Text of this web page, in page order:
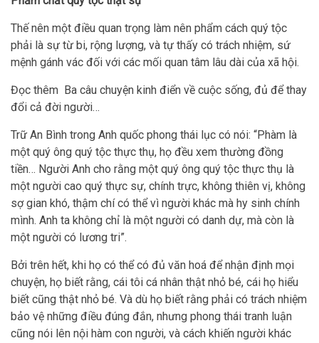
Thế nên một điều quan trọng làm nên phẩm cách quý tộc
phải là sự từ bi, rộng lượng, và tự thấy có trách nhiệm, sứ
mệnh gánh vác đối với các mối quan tâm lâu dài của xã hội.
Đọc thêm Ba câu chuyện kinh điển về cuộc sống, đủ để thay
đổi cả đời người…
Trữ An Bình trong Anh quốc phong thái lục có nói: “Phàm là
một quý ông quý tộc thực thụ, họ đều xem thường đồng
tiền… Người Anh cho rằng một quý ông quý tộc thực thụ là
một người cao quý thực sự, chính trực, không thiên vị, không
sợ gian khó, thậm chí có thể vì người khác mà hy sinh chính
mình. Anh ta không chỉ là một người có danh dự, mà còn là
một người có lương tri”.
Bởi trên hết, khi họ có thể có đủ văn hoá để nhận định mọi
chuyện, họ biết rằng, cái tôi cá nhân thật nhỏ bé, cái họ hiểu
biết cũng thật nhỏ bé. Và dù họ biết rằng phải có trách nhiệm
bảo vệ những điều đúng đắn, nhưng phong thái tranh luận
cũng nói lên nội hàm con người, và cách khiến người khác